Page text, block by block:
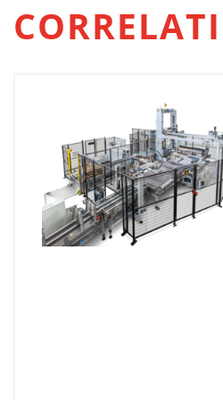
CORRELATI